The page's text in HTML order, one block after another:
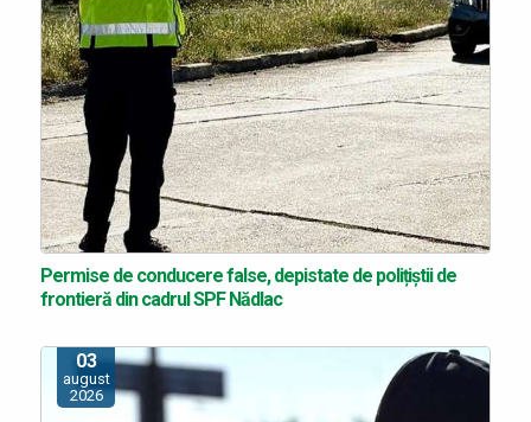
Permise de conducere false, depistate de polițiștii de
frontieră din cadrul SPF Nădlac
03
august
2026